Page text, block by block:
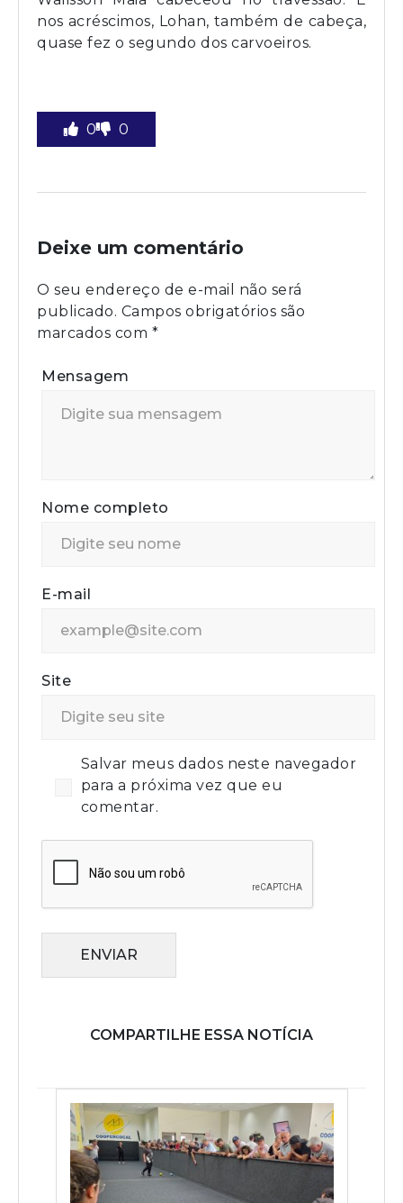
nos acréscimos, Lohan, também de cabeça,
quase fez o segundo dos carvoeiros.
0 0
Deixe um comentário
O seu endereço de e-mail não será
publicado. Campos obrigatórios são
marcados com *
Mensagem
Nome completo
E-mail
Site
Salvar meus dados neste navegador
para a próxima vez que eu
comentar.
ENVIAR
COMPARTILHE ESSA NOTÍCIA